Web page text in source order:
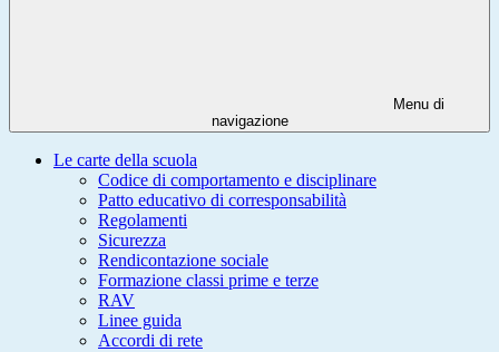
Menu di
navigazione
Le carte della scuola
Codice di comportamento e disciplinare
Patto educativo di corresponsabilità
Regolamenti
Sicurezza
Rendicontazione sociale
Formazione classi prime e terze
RAV
Linee guida
Accordi di rete